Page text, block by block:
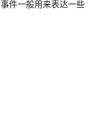
件一般用来表达一些